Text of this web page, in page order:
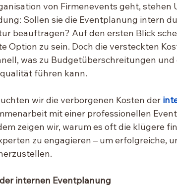
von Firmenevents geht,
Sollen sie die Eventplanung intern
beauftragen? Auf den ersten Blick
Option zu sein. Doch die versteckten
was zu Budgetüberschreitungen
führen kann.
wir die verborgenen Kosten der
mit einer professionellen
zeigen wir, warum es oft die klügere
zu engagieren – um erfolgreiche,
internen Eventplanung